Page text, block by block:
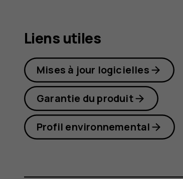
Plus
Liens utiles
Mises à jour logicielles
Garantie du produit
Profil environnemental